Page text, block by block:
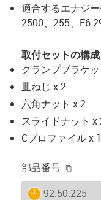
適合するエナジー
2500、255、
取付セットの構成
クランプブラケ
皿ねじ x 2
六角ナット x 2
スライドナット x
Cプロファイル x 1
部品番号
igus-icon-
92.50.225